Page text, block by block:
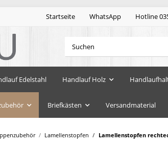
Startseite WhatsApp Hotline
Edelstahl Handlauf Holz
Briefkästen Versandmaterial
Lamellenstopfen Lamellenstopfen